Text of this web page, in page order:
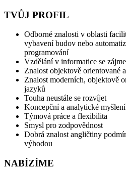
TVŮJ PROFIL
Odborné znalosti v oblasti
vybavení budov nebo
programování
Vzdělání v informatice se
Znalost objektově orientované
Znalost moderních, objektově
jazyků
Touha neustále se rozvíjet
Koncepční a analytické myšlení
Týmová práce a flexibilita
Smysl pro zodpovědnost
Dobrá znalost angličtiny
výhodou
NABÍZÍME